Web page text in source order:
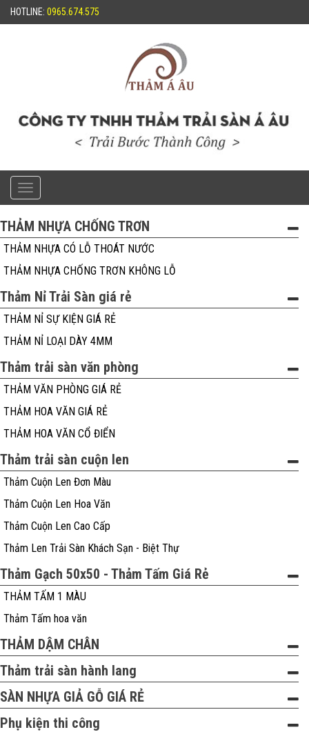
HOTLINE: 0965.674.575
Toggle
navigation
THẢM NHỰA CHỐNG TRƠN
THẢM NHỰA CÓ LỖ THOÁT NƯỚC
THẢM NHỰA CHỐNG TRƠN KHÔNG LỖ
Thảm Nỉ Trải Sàn giá rẻ
THẢM NỈ SỰ KIỆN GIÁ RẺ
THẢM NỈ LOẠI DÀY 4MM
Thảm trải sàn văn phòng
THẢM VĂN PHÒNG GIÁ RẺ
THẢM HOA VĂN GIÁ RẺ
THẢM HOA VĂN CỔ ĐIỂN
Thảm trải sàn cuộn len
Thảm Cuộn Len Đơn Màu
Thảm Cuộn Len Hoa Văn
Thảm Cuộn Len Cao Cấp
Thảm Len Trải Sàn Khách Sạn - Biệt Thự
Thảm Gạch 50x50 - Thảm Tấm Giá Rẻ
THẢM TẤM 1 MÀU
Thảm Tấm hoa văn
THẢM DẬM CHÂN
Thảm trải sàn hành lang
SÀN NHỰA GIẢ GỖ GIÁ RẺ
Phụ kiện thi công